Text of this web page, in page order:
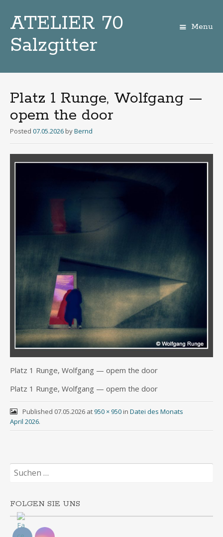
ATELIER 70
Salzgitter
Menu
Platz 1 Runge, Wolfgang —
opem the door
Posted 07.05.2026 byBernd
Platz 1 Run­ge, Wolf­gang — opem the door
Platz 1 Run­ge, Wolf­gang — opem the door
Published 07.05.2026at950 × 950in Datei des Monats
April 2026.
Suchen
nach:
FOLGEN SIE UNS